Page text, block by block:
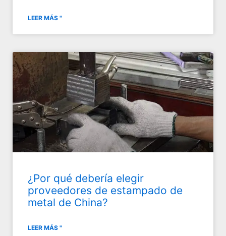
LEER MÁS "
¿Por qué debería elegir
proveedores de estampado de
metal de China?
LEER MÁS "